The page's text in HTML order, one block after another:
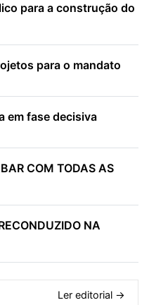
para a construção do
para o mandato
em fase decisiva
COM TODAS AS
NA
Ler editorial →